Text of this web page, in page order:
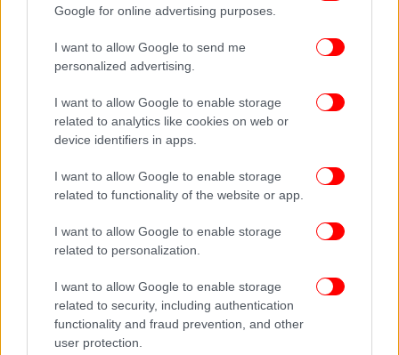
Google for online advertising purposes.
I want to allow Google to send me
personalized advertising.
I want to allow Google to enable storage
related to analytics like cookies on web or
device identifiers in apps.
I want to allow Google to enable storage
related to functionality of the website or app.
I want to allow Google to enable storage
related to personalization.
I want to allow Google to enable storage
related to security, including authentication
functionality and fraud prevention, and other
user protection.
Για το ιδιωτικό χρέος είπε: «Ενα μείζον θέμα είναι
το ιδιωτικό χρέος, είναι μια νάρκη που υπάρχει
στην οικονομία μας. Πάνω από 270 δισ. ευρώ
υπολογίζονται τα χρέη προς εφορία, ασφαλιστικά
δεύτερη ευκαιρία σε όσους δεν μπορούν να
ανταπεξέλθουν σε αυτά τα χρέη λόγω
αντικειμενικών δυσκολιών. Θα προστατέψετε την
πρώτη κατοικία με διαφανή κριτήρια; Θα
να ρυθμίσουν τις οφειλές τους, αλλά τα funds έχουν
άλλες προτεραιότητες; Από ότι φαίνεται δεν σας
απασχολεί. Εκατοντάδες χιλιάδες